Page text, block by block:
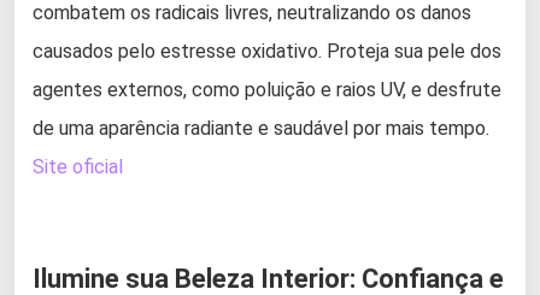
combatem os radicais livres, neutralizando os danos
causados pelo estresse oxidativo. Proteja sua pele dos
agentes externos, como poluição e raios UV, e desfrute
de uma aparência radiante e saudável por mais tempo.
Site oficial
Ilumine sua Beleza Interior: Confiança e